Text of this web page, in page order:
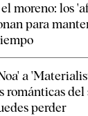
moreno: los
para
a
románticas del
perder